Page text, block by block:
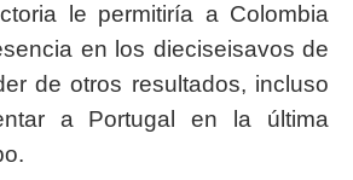
le permitiría a Colombia
en los dieciseisavos de
de otros resultados, incluso
a Portugal en la última